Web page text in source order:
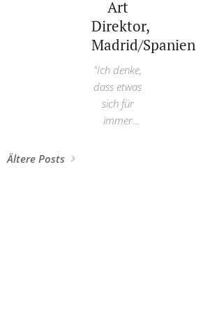
Art
Direktor,
Madrid/Spanien
"Ich denke,
dass etwas
sich für
immer
Ältere Posts